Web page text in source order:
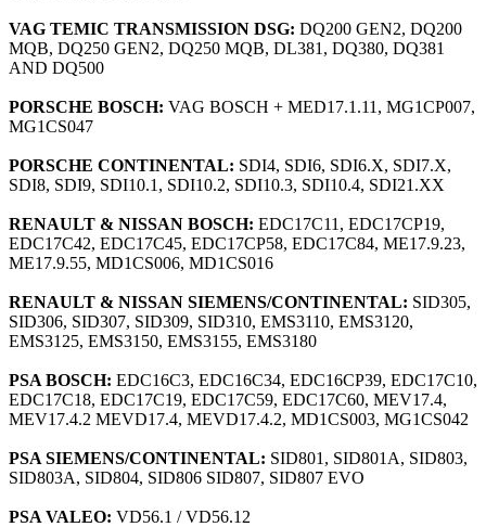
VAG TEMIC TRANSMISSION DSG: DQ200 GEN2, DQ200
MQB, DQ250 GEN2, DQ250 MQB, DL381, DQ380, DQ381
AND DQ500
PORSCHE BOSCH: VAG BOSCH + MED17.1.11, MG1CP007,
MG1CS047
PORSCHE CONTINENTAL: SDI4, SDI6, SDI6.X, SDI7.X,
SDI8, SDI9, SDI10.1, SDI10.2, SDI10.3, SDI10.4, SDI21.XX
RENAULT & NISSAN BOSCH: EDC17C11, EDC17CP19,
EDC17C42, EDC17C45, EDC17CP58, EDC17C84, ME17.9.23,
ME17.9.55, MD1CS006, MD1CS016
RENAULT & NISSAN SIEMENS/CONTINENTAL: SID305,
SID306, SID307, SID309, SID310, EMS3110, EMS3120,
EMS3125, EMS3150, EMS3155, EMS3180
PSA BOSCH: EDC16C3, EDC16C34, EDC16CP39, EDC17C10,
EDC17C18, EDC17C19, EDC17C59, EDC17C60, MEV17.4,
MEV17.4.2 MEVD17.4, MEVD17.4.2, MD1CS003, MG1CS042
PSA SIEMENS/CONTINENTAL: SID801, SID801A, SID803,
SID803A, SID804, SID806 SID807, SID807 EVO
PSA VALEO: VD56.1 / VD56.12